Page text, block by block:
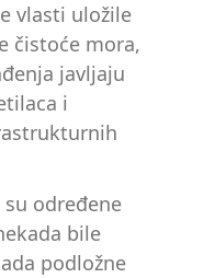
vlasti uložile
čistoće mora,
javljaju
i
određene
bile
podložne